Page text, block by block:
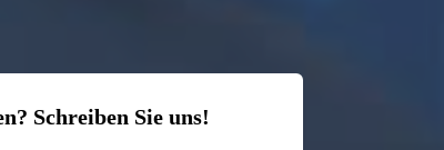
Schreiben Sie uns!